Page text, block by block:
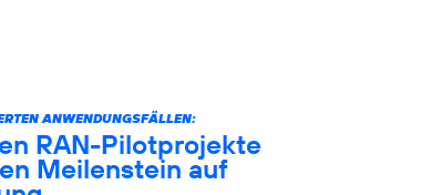
ANWENDUNGSFÄLLEN:
RAN-Pilotprojekte
Meilenstein auf